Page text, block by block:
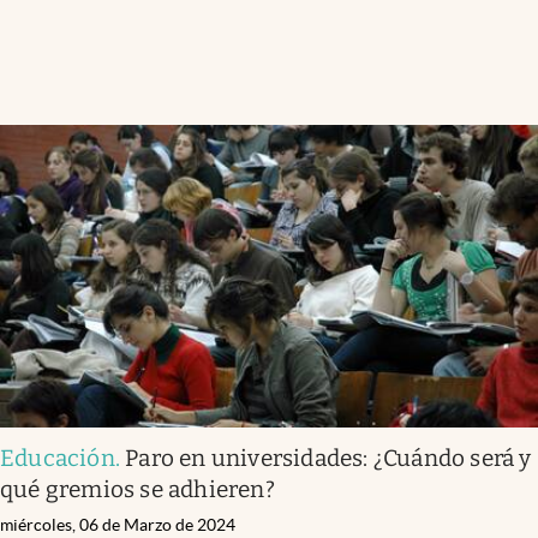
Educación. Paro en universidades: ¿Cuándo será y
qué gremios se adhieren?
miércoles, 06 de Marzo de 2024